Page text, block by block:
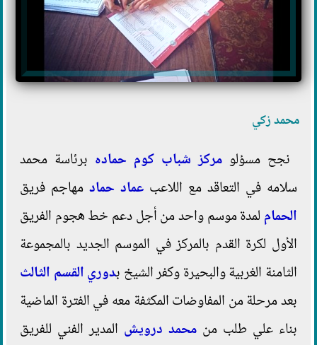
محمد زكي
نجح مسؤلو مركز شباب كوم حماده برئاسة محمد
سلامه في التعاقد مع اللاعب عماد حماد مهاجم فريق
الحمام لمدة موسم واحد من أجل دعم خط هجوم الفريق
الأول لكرة القدم بالمركز في الموسم الجديد بالمجموعة
الثامنة الغربية والبحيرة وكفر الشيخ بدوري القسم الثالث
بعد مرحلة من المفاوضات المكثفة معه في الفترة الماضية
بناء علي طلب من محمد درويش المدير الفني للفريق